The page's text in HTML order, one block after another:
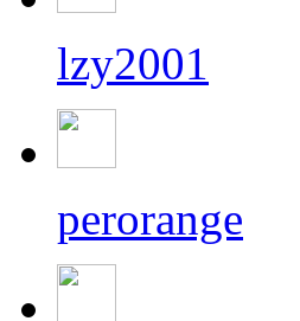
lzy2001
perorange